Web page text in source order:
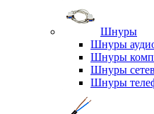
Шнуры
Шнуры
Шнуры
Шнуры
Шнуры